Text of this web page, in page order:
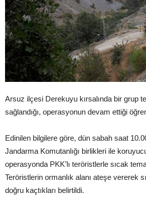
Arsuz ilçesi Derekuyu kırsalında bir grup
sağlandığı, operasyonun devam ettiği
Edinilen bilgilere göre, dün sabah saat
Jandarma Komutanlığı birlikleri ile
operasyonda PKK’lı teröristlerle sıcak
Teröristlerin ormanlık alanı ateşe vererek
doğru kaçtıkları belirtildi.